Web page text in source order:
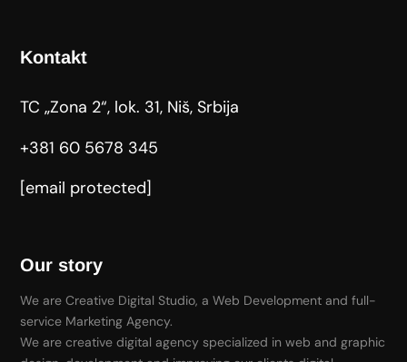
Kontakt
TC „Zona 2“, lok. 31, Niš, Srbija
+381 60 5678 345
[email protected]
Our story
We are Creative Digital Studio, a Web Development and full-
service Marketing Agency.
We are creative digital agency specialized in web and graphic